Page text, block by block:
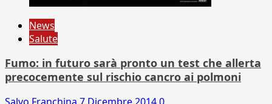
News
Salute
Fumo: in futuro sarà pronto un test che allerta
precocemente sul rischio cancro ai polmoni